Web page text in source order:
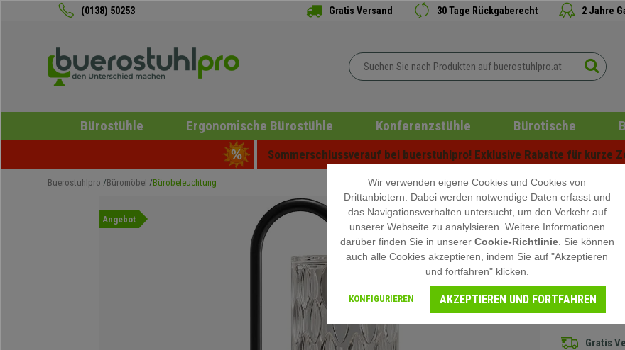
(0138) 50253 Gratis Versand 30 Tage Rückgaberecht 2 Jahre
Bürostühle Ergonomische Bürostühle Konferenzstühle Bürotische
Sommerschlussverauf bei buerstuhlpro! Exklusive Rabatte für kurze
Buerostuhlpro Büromöbel Bürobeleuchtung
Angebot
69,90 €
Gratis
Wir verwenden eigene Cookies und Cookies von
Drittanbietern. Dabei werden notwendige Daten erfasst und
das Navigationsverhalten untersucht, um den Verkehr auf
unserer Webseite zu analylsieren. Weitere Informationen
darüber finden Sie in unserer Cookie-Richtlinie. Sie können
auch alle Cookies akzeptieren, indem Sie auf "Akzeptieren
und fortfahren" klicken.
KONFIGURIEREN AKZEPTIEREN UND FORTFAHREN